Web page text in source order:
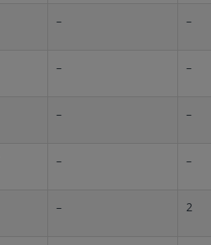
– –
– –
– –
– –
– 2